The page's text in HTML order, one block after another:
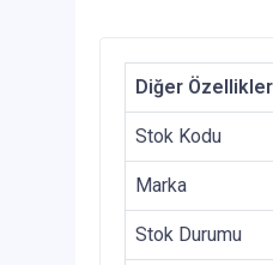
Diğer Özellikler
Stok Kodu
Marka
Stok Durumu